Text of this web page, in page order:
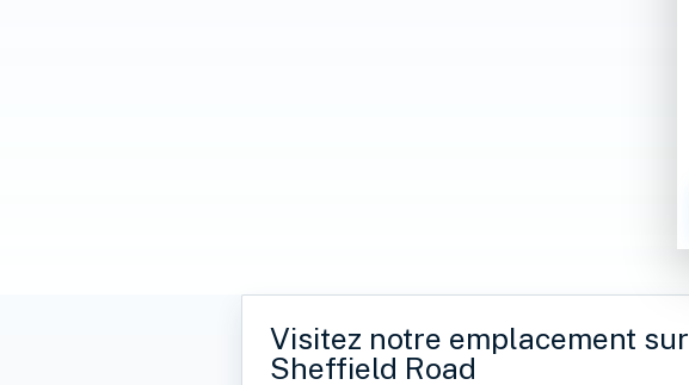
Visitez notre emplacement sur
Sheffield Road